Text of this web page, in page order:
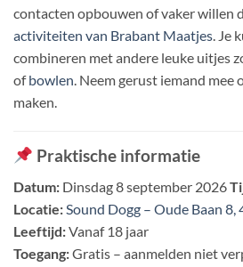
contacten opbouwen of vaker willen
activiteiten van Brabant Maatjes .
combineren met andere leuke uitjes
ofbowlen . Neem gerust iemand
maken.
Praktische informatie
Datum: Dinsdag 8 september 2026
Locatie:Sound Dogg – Oude Baan 8,
Leeftijd:Vanaf 18 jaar
Toegang:Gratis – aanmelden niet